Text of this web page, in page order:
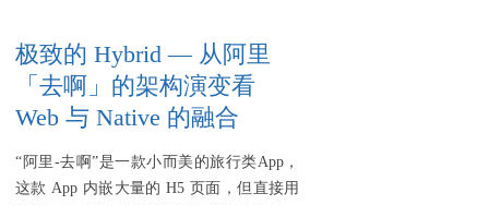
极致的 Hybrid — 从阿里
「去啊」的架构演变看
Web 与 Native 的融合
“阿里-去啊”是一款小而美的旅行类App，
这款 App 内嵌大量的 H5 页面，但直接用